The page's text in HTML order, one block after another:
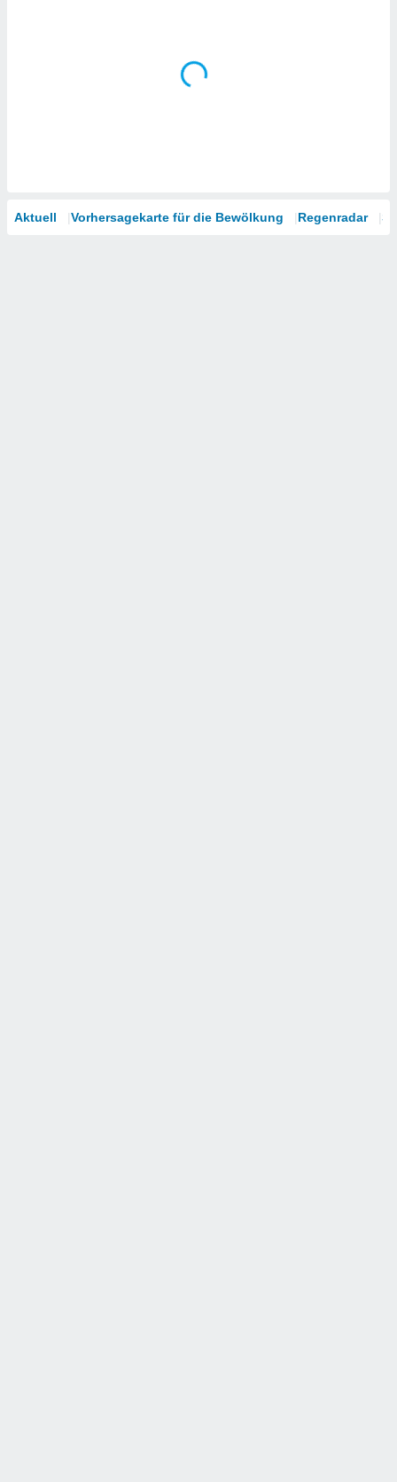
Aktuell Vorhersagekarte für die Bewölkung Regenradar